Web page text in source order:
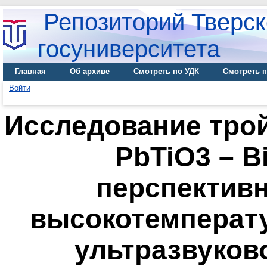
Репозиторий
госуниверситета
Главная Об архиве Смотреть по УДК
Смотреть
Войти
Исследование
PbTiO3 –